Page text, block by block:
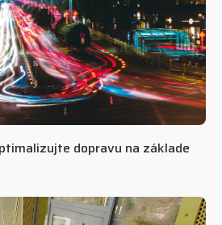
dopravu na základe